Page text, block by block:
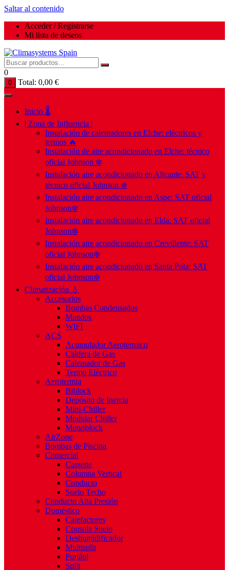
Saltar al contenido
Acceder / Registrarse
Mi lista de deseos
0
0 Total: 0,00 €
Inicio 🌡️
| Zona de Influencia |
Instalación de calentadores en Elche: eléctricos y
termos 🔥
Instalación de aire acondicionado en Elche: técnico
oficial Johnson ❄️
Instalación aire acondicionado en Alicante: SAT y
técnico oficial Johnson ❄️
Instalación aire acondicionado en Aspe: SAT oficial
Johnson❄️
Instalación aire acondicionado en Elda: SAT oficial
Johnson❄️
Instalación aire acondicionado en Crevillente: SAT
oficial Johnson❄️
Instalación aire acondicionado en Santa Pola: SAT
oficial Johnson❄️
Climatización 💧
Accesorios
Bombas Condensados
Mandos
WIFI
ACS
Acumulador Aerotérmico
Caldera de Gas
Calentador de Gas
Termo Eléctrico
Aerotermia
Biblock
Depósito de Inercia
Mini-Chiller
Modular Chiller
Monoblock
AirZone
Bombas de Piscina
Comercial
Cassette
Columna Vertical
Conducto
Suelo Techo
Conducto Alta Presión
Doméstico
Calefactores
Consola Suelo
Deshumidificador
Multisplit
Portátil
Split